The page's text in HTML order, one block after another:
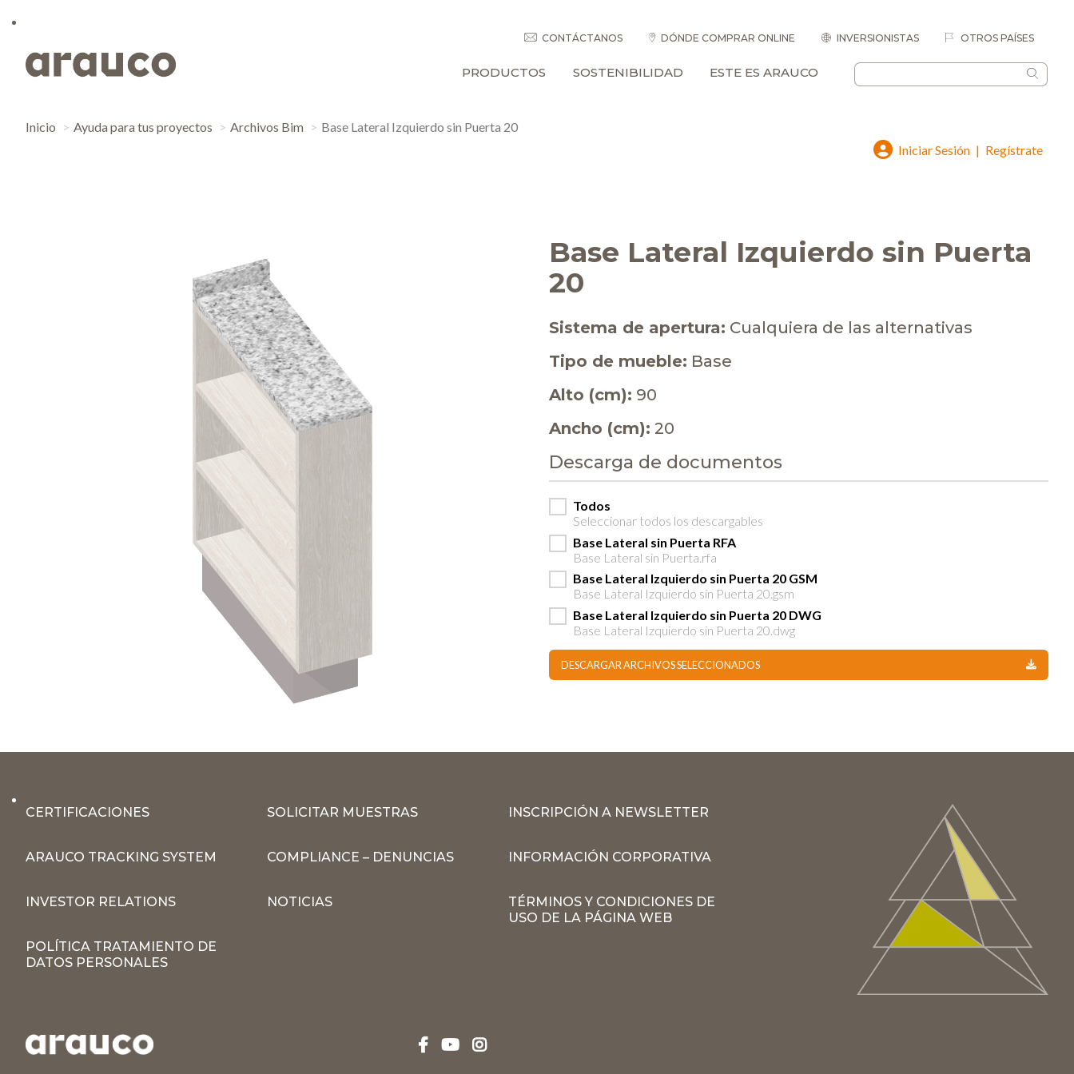
CONTÁCTANOS DÓNDE COMPRAR ONLINE INVERSIONISTAS OTROS PAÍSES
PRODUCTOS SOSTENIBILIDAD ESTE ES ARAUCO
Inicio Ayuda para tus proyectos Archivos Bim
Base Lateral Izquierdo sin Puerta 20
Iniciar Sesión | Regístrate
Base Lateral Izquierdo sin Puerta
20
Sistema de apertura: Cualquiera de las alternativas
Tipo de mueble: Base
Alto (cm): 90
Ancho (cm): 20
Descarga de documentos
Todos
Seleccionar todos los descargables
Base Lateral sin Puerta RFA
Base Lateral sin Puerta.rfa
Base Lateral Izquierdo sin Puerta 20 GSM
Base Lateral Izquierdo sin Puerta 20.gsm
Base Lateral Izquierdo sin Puerta 20 DWG
Base Lateral Izquierdo sin Puerta 20.dwg
DESCARGAR ARCHIVOS SELECCIONADOS
CERTIFICACIONES SOLICITAR MUESTRAS INSCRIPCIÓN A NEWSLETTER
ARAUCO TRACKING SYSTEM COMPLIANCE – DENUNCIAS INFORMACIÓN CORPORATIVA
INVESTOR RELATIONS NOTICIAS
TÉRMINOS Y CONDICIONES DE
USO DE LA PÁGINA WEB
POLÍTICA TRATAMIENTO DE
DATOS PERSONALES